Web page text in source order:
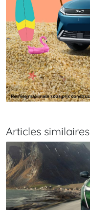
Articles similaires